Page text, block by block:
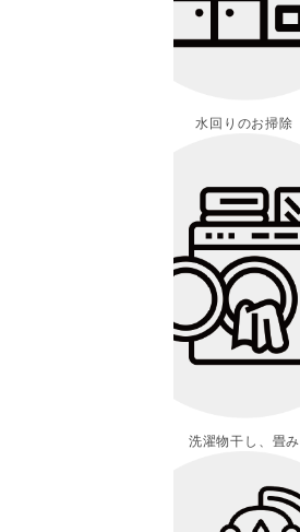
水回りのお掃除
洗濯物干し、畳み